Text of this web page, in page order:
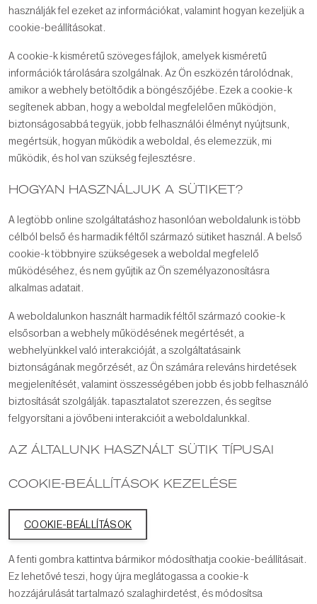
használják fel ezeket az információkat, valamint hogyan kezeljük a
cookie-beállításokat.
A cookie-k kisméretű szöveges fájlok, amelyek kisméretű
információk tárolására szolgálnak. Az Ön eszközén tárolódnak,
amikor a webhely betöltődik a böngészőjébe. Ezek a cookie-k
segítenek abban, hogy a weboldal megfelelően működjön,
biztonságosabbá tegyük, jobb felhasználói élményt nyújtsunk,
megértsük, hogyan működik a weboldal, és elemezzük, mi
működik, és hol van szükség fejlesztésre.
HOGYAN HASZNÁLJUK A SÜTIKET?
A legtöbb online szolgáltatáshoz hasonlóan weboldalunk is több
célból belső és harmadik féltől származó sütiket használ. A belső
cookie-k többnyire szükségesek a weboldal megfelelő
működéséhez, és nem gyűjtik az Ön személyazonosításra
alkalmas adatait.
A weboldalunkon használt harmadik féltől származó cookie-k
elsősorban a webhely működésének megértését, a
webhelyünkkel való interakcióját, a szolgáltatásaink
biztonságának megőrzését, az Ön számára releváns hirdetések
megjelenítését, valamint összességében jobb és jobb felhasználó
biztosítását szolgálják. tapasztalatot szerezzen, és segítse
felgyorsítani a jövőbeni interakcióit a weboldalunkkal.
AZ ÁLTALUNK HASZNÁLT SÜTIK TÍPUSAI
COOKIE-BEÁLLÍTÁSOK KEZELÉSE
COOKIE-BEÁLLÍTÁSOK
A fenti gombra kattintva bármikor módosíthatja cookie-beállításait.
Ez lehetővé teszi, hogy újra meglátogassa a cookie-k
hozzájárulását tartalmazó szalaghirdetést, és módosítsa